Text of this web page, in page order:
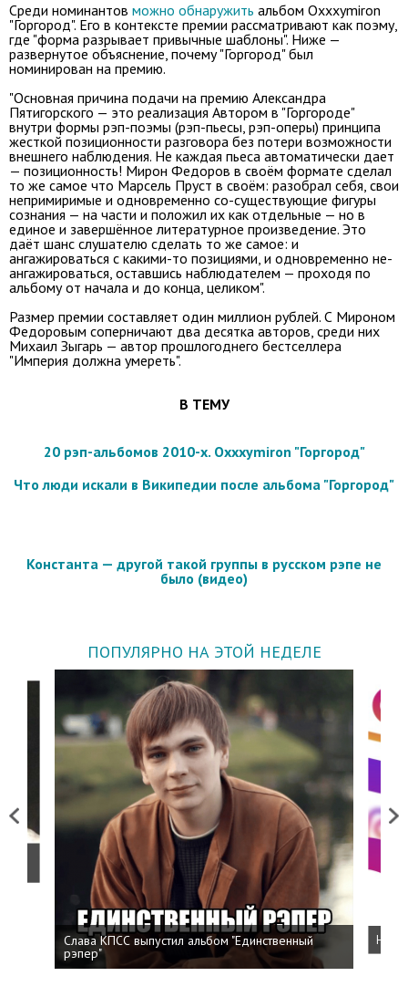
Среди номинантов можно обнаружить альбом Oxxxymiron
"Горгород". Его в контексте премии рассматривают как поэму,
где "форма разрывает привычные шаблоны". Ниже —
развернутое объяснение, почему "Горгород" был
номинирован на премию.
"Основная причина подачи на премию Александра
Пятигорского — это реализация Автором в "Горгороде"
внутри формы рэп-поэмы (рэп-пьесы, рэп-оперы) принципа
жесткой позиционности разговора без потери возможности
внешнего наблюдения. Не каждая пьеса автоматически дает
— позиционность! Мирон Федоров в своём формате сделал
то же самое что Марсель Пруст в своём: разобрал себя, свои
непримиримые и одновременно со-существующие фигуры
сознания — на части и положил их как отдельные — но в
единое и завершённое литературное произведение. Это
даёт шанс слушателю сделать то же самое: и
ангажироваться с какими-то позициями, и одновременно не-
ангажироваться, оставшись наблюдателем — проходя по
альбому от начала и до конца, целиком".
Размер премии составляет один миллион рублей. С Мироном
Федоровым соперничают два деcятка авторов, среди них
Михаил Зыгарь — автор прошлогоднего бестселлера
"Империя должна умереть".
В ТЕМУ
20 рэп-альбомов 2010-х. Oxxxymiron "Горгород"
Что люди искали в Википедии после альбома "Горгород"
Константа — другой такой группы в русском рэпе не
было (видео)
ПОПУЛЯРНО НА ЭТОЙ НЕДЕЛЕ
Previous
Слава КПСС выпустил альбом "Единственный
рэпер"
Next